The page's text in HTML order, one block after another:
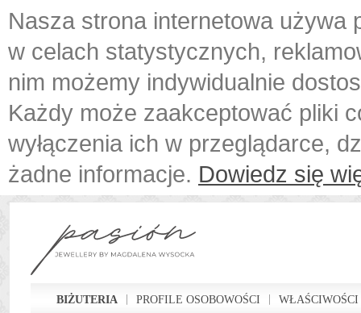
Nasza strona internetowa używa
w celach statystycznych,
nim możemy indywidualnie
Każdy może zaakceptować pliki
wyłączenia ich w przeglądarce,
żadne informacje. Dowiedz się
BIŻUTERIA PROFILE OSOBOWOŚCI